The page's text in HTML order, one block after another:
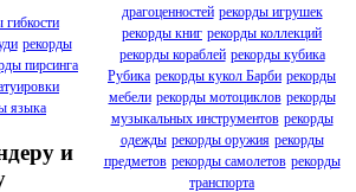
гибкости
рекорды
пирсинга
языка
и
драгоценностей рекорды игрушек
рекорды книг рекорды коллекций
рекорды кораблей рекорды кубика
Рубика рекорды кукол Барби рекорды
мебели рекорды мотоциклов рекорды
музыкальных инструментов рекорды
одежды рекорды оружия рекорды
предметов рекорды самолетов рекорды
транспорта